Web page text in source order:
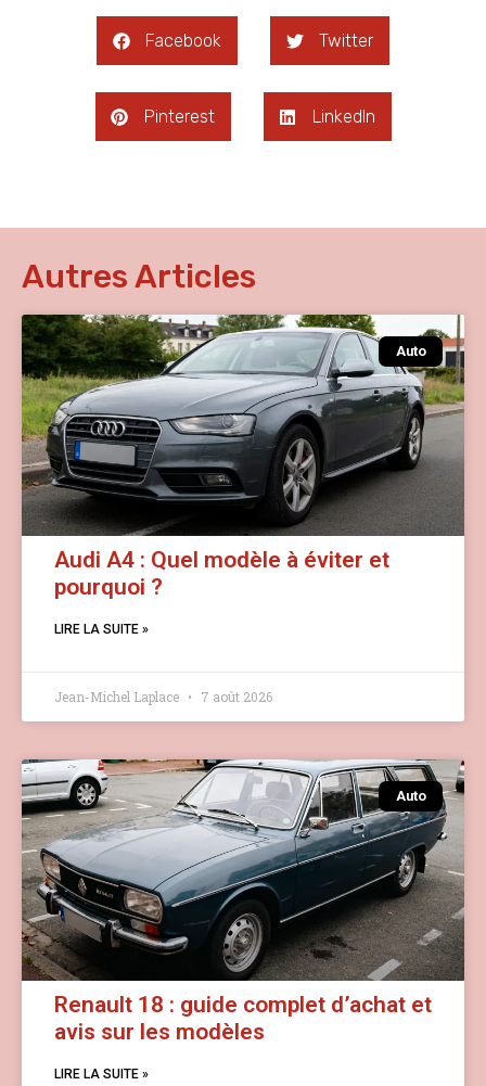
Facebook Twitter
Pinterest LinkedIn
Autres Articles
Auto
Audi A4 : Quel modèle à éviter et
pourquoi ?
LIRE LA SUITE »
Jean-Michel Laplace 7 août 2026
Auto
Renault 18 : guide complet d’achat et
avis sur les modèles
LIRE LA SUITE »